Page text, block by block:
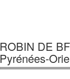
ROBIN DE
Pyrénées-